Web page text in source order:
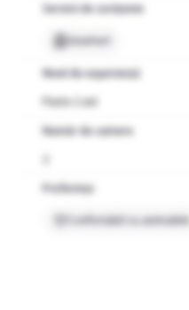
Servicii de curățenie
Geamuri
Nivel de experiență
Peste 2 ani
Număr de camere
Preferințe
Confortabil cu animalele